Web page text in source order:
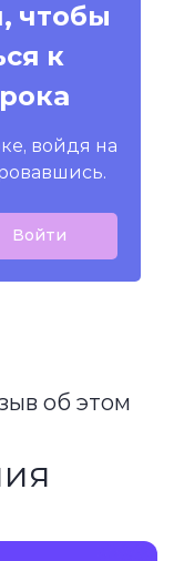
чтобы
к
войдя на
Войти
об этом